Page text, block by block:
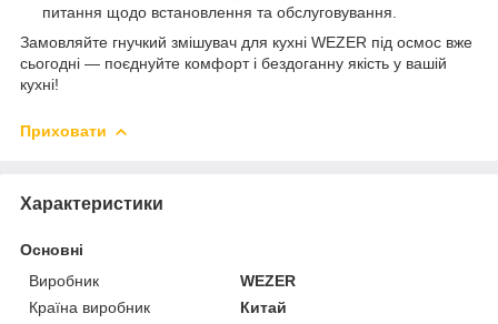
питання щодо встановлення та обслуговування.
Замовляйте гнучкий змішувач для кухні WEZER під осмос вже
сьогодні — поєднуйте комфорт і бездоганну якість у вашій
кухні!
Приховати
Характеристики
Основні
Виробник
WEZER
Країна виробник
Китай